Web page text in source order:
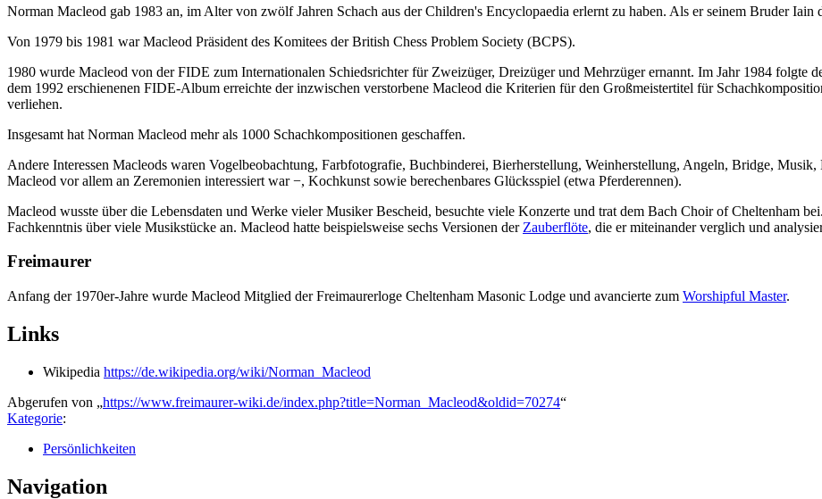
Norman Macleod gab 1983 an, im Alter von zwölf Jahren Schach aus der Children's Encyclopaedia erlernt zu haben. Als er seinem Bruder Iain
Von 1979 bis 1981 war Macleod Präsident des Komitees der British Chess Problem Society (BCPS).
1980 wurde Macleod von der FIDE zum Internationalen Schiedsrichter für Zweizüger, Dreizüger und Mehrzüger ernannt. Im Jahr 1984 folgte
dem 1992 erschienenen FIDE-Album erreichte der inzwischen verstorbene Macleod die Kriterien für den Großmeistertitel für
verliehen.
Insgesamt hat Norman Macleod mehr als 1000 Schachkompositionen geschaffen.
Andere Interessen Macleods waren Vogelbeobachtung, Farbfotografie, Buchbinderei, Bierherstellung, Weinherstellung, Angeln, Bridge,
Macleod vor allem an Zeremonien interessiert war −, Kochkunst sowie berechenbares Glücksspiel (etwa Pferderennen).
Macleod wusste über die Lebensdaten und Werke vieler Musiker Bescheid, besuchte viele Konzerte und trat dem Bach Choir of Cheltenham
Fachkenntnis über viele Musikstücke an. Macleod hatte beispielsweise sechs Versionen der Zauberflöte, die er miteinander verglich und
Freimaurer
Anfang der 1970er-Jahre wurde Macleod Mitglied der Freimaurerloge Cheltenham Masonic Lodge und avancierte zum Worshipful Master.
Links
Wikipedia https://de.wikipedia.org/wiki/Norman_Macleod
Abgerufen von „https://www.freimaurer-wiki.de/index.php?title=Norman_Macleod&oldid=70274“
Kategorie:
Persönlichkeiten
Navigation